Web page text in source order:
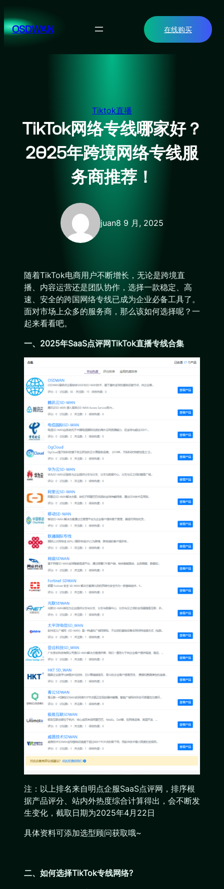
至
内OSDWAN 在线购买
Tiktok直播
TikTok网络专线哪家好？
2025年跨境网络专线服
务商推荐！
juan8 9 月, 2025
随着TikTok电商用户不断增长，无论是跨境直
播、内容运营还是团队协作，选择一款稳定、高
速、安全的跨国网络专线已成为企业必备工具了。
面对市场上众多的服务商，那么该如何选择呢？一
起来看看吧。
一、2025年SaaS点评网TikTok直播专线合集
注：以上排名来自明点企服SaaS点评网，排序根
据产品评分、站内外热度综合计算得出，会不断发
生变化，截取日期为2025年4月22日
具体资料可添加选型顾问获取哦~
二、如何选择TikTok专线网络?